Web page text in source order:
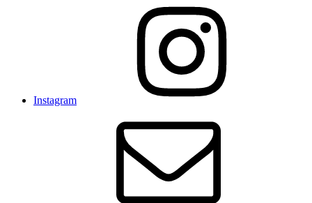
Instagram